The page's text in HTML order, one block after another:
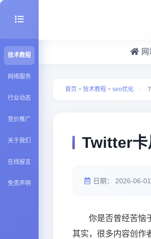
技术教程
seo优化
网络服务
行业动态
竞价推广
关于我们
在线留言
免责声明
首页 > 技术教程 > seo优化 >
Twitter卡
日期： 2026-06-
你是否曾经苦恼
其实，很多内容创作